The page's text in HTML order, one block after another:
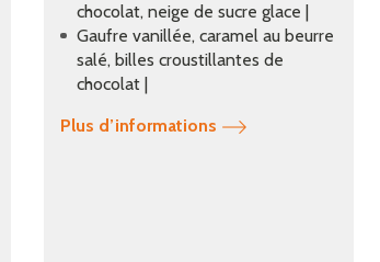
chocolat, neige de sucre glace |
Gaufre vanillée, caramel au beurre
salé, billes croustillantes de
chocolat |
Plus d’informations